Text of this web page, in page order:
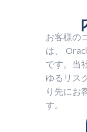
お客様の
は、
です。当
ゆるリス
り先にお
す。